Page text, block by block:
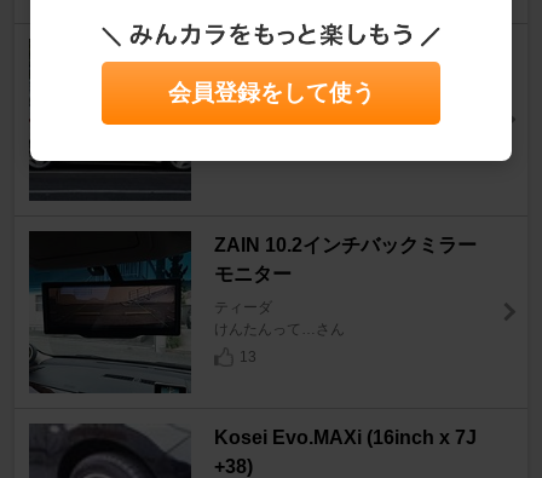
WORK EURO LINE
ティーダ
ずっちゃーさん
ZAIN 10.2インチバックミラー
モニター
ティーダ
けんたんって…さん
13
Kosei Evo.MAXi (16inch x 7J
+38)
会員登録をして使う